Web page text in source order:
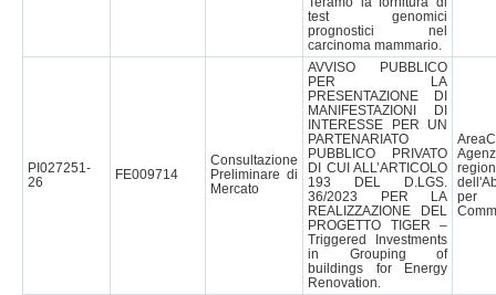
test genomici
prognostici nel
carcinoma mammario.
PI027251-
26
FE009714
Consultazione
Preliminare di
Mercato
AVVISO PUBBLICO
PER LA
PRESENTAZIONE DI
MANIFESTAZIONI DI
INTERESSE PER UN
PARTENARIATO
PUBBLICO PRIVATO
DI CUI ALL’ARTICOLO
193 DEL D.LGS.
36/2023 PER LA
REALIZZAZIONE DEL
PROGETTO TIGER –
Triggered Investments
in Grouping of
buildings for Energy
Renovation.